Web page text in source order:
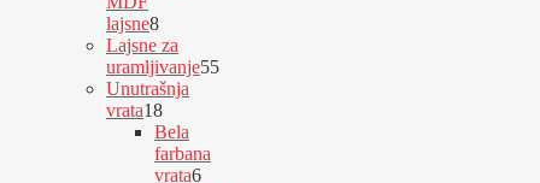
lajsne88
proizvoda
Lajsne za
uramljivanje55
55
proizvoda
Unutrašnja
vrata1818
proizvoda
Bela
farbana
vrata6